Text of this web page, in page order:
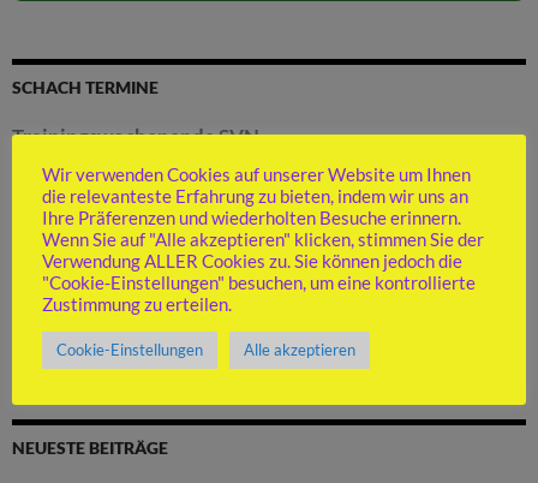
SCHACH TERMINE
Trainingswochenende SVN
Startdatum:
11. September 2026
Enddatum:13. September 2026
Tagesveranstaltung
Ort:Bad Schussenried
Details
NEUESTE BEITRÄGE
Wir verwenden Cookies auf unserer Website um Ihnen
die relevanteste Erfahrung zu bieten, indem wir uns an
Ihre Präferenzen und wiederholten Besuche erinnern.
Wenn Sie auf "Alle akzeptieren" klicken, stimmen Sie der
Verwendung ALLER Cookies zu. Sie können jedoch die
"Cookie-Einstellungen" besuchen, um eine kontrollierte
Zustimmung zu erteilen.
Cookie-Einstellungen Alle akzeptieren